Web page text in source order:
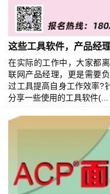
这些工具软件，产品经
在实际的工作中，大家都
联网产品经理，更是需要
过工具提高自身工作效率?
分享一些使用的工具软件(...